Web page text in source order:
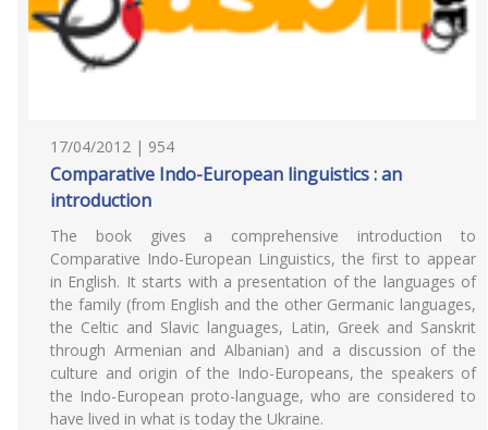
17/04/2012 | 954
Comparative Indo-European linguistics : an
introduction
The book gives a comprehensive introduction to
Comparative Indo-European Linguistics, the first to appear
in English. It starts with a presentation of the languages of
the family (from English and the other Germanic languages,
the Celtic and Slavic languages, Latin, Greek and Sanskrit
through Armenian and Albanian) and a discussion of the
culture and origin of the Indo-Europeans, the speakers of
the Indo-European proto-language, who are considered to
have lived in what is today the Ukraine.